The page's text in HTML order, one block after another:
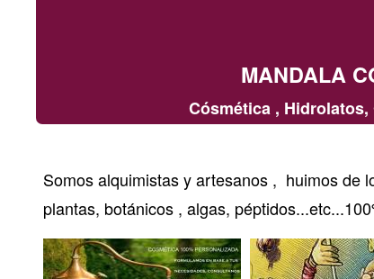
MANDALA
Cósmética ,
Somos alquimistas y artesanos , huimos de
plantas, botánicos , algas,